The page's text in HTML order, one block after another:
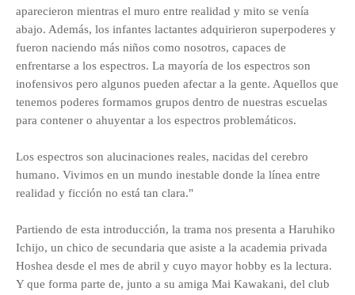
aparecieron mientras el muro entre realidad y mito se venía
abajo. Además, los infantes lactantes adquirieron superpoderes y
fueron naciendo más niños como nosotros, capaces de
enfrentarse a los espectros. La mayoría de los espectros son
inofensivos pero algunos pueden afectar a la gente. Aquellos que
tenemos poderes formamos grupos dentro de nuestras escuelas
para contener o ahuyentar a los espectros problemáticos.
Los espectros son alucinaciones reales, nacidas del cerebro
humano. Vivimos en un mundo inestable donde la línea entre
realidad y ficción no está tan clara."
Partiendo de esta introducción, la trama nos presenta a Haruhiko
Ichijo, un chico de secundaria que asiste a la academia privada
Hoshea desde el mes de abril y cuyo mayor hobby es la lectura.
Y que forma parte de, junto a su amiga Mai Kawakani, del club